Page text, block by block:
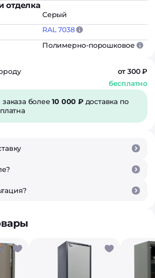
отделка
Серый
RAL 7038
Полимерно-порошковое
от 300 ₽
бесплатно
более10 000 ₽доставка по